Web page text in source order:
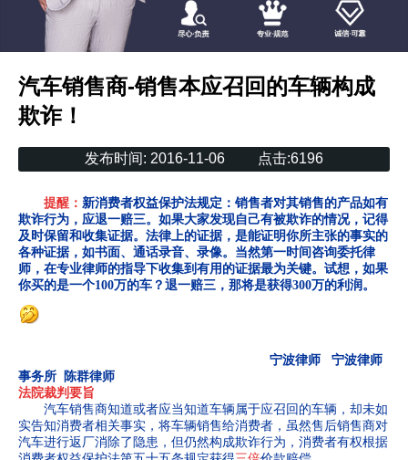
汽车销售商-销售本应召回的车辆构成
欺诈！
发布时间: 2016-11-06 点击:6196
提醒 ： 新消费者权益保护法规定：销售者对其销售的产品如有
欺诈行为，应退一赔三。如果大家发现自己有被欺诈的情况，记得
及时保留和收集证据。法律上的证据，是能证明你所主张的事实的
各种证据，如书面、通话录音、录像。当然第一时间咨询委托律
师，在专业律师的指导下收集到有用的证据最为关键。试想，如果
你买的是一个100万的车？退一赔三，那将是获得300万的利润。
宁波律师 宁波律师
事务所 陈群律师
法院裁判要旨
汽车销售商知道或者应当知道车辆属于应召回的车辆，却未如
实告知消费者相关事实，将车辆销售给消费者，虽然售后销售商对
汽车进行返厂消除了隐患，但仍然构成欺诈行为，消费者有权根据